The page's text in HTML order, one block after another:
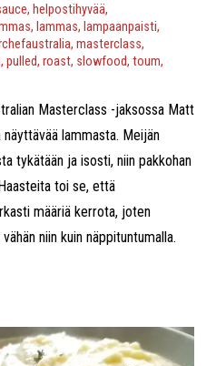
, helpostihyvää,
, lammas, lampaanpaisti,
, masterclass,
, pulled, roast, slowfood, toum,
Masterclass -jaksossa Matt
lammasta. Meijän
tykätään ja isosti, niin pakkohan
toi se, että
määriä kerrota, joten
niin kuin näppituntumalla.